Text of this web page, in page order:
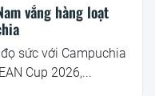
vắng hàng loạt
sức với Campuchia
Cup 2026,...